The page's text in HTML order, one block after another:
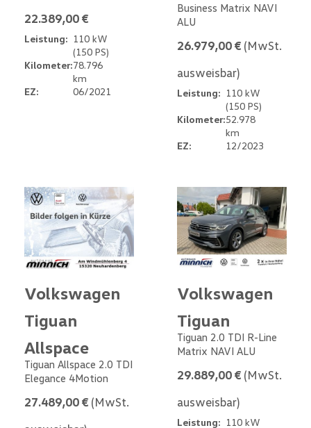
22.389,00 €
Leistung: 110 kW
(150 PS)
Kilometer:78.796
km
EZ:
06/2021
Business Matrix NAVI
ALU
26.979,00 € (MwSt.
ausweisbar)
Leistung: 110 kW
(150 PS)
Kilometer:52.978
km
EZ:
12/2023
Volkswagen
Tiguan
Allspace
Tiguan Allspace 2.0 TDI
Elegance 4Motion
27.489,00 € (MwSt.
Volkswagen
Tiguan
Tiguan 2.0 TDI R-Line
Matrix NAVI ALU
29.889,00 € (MwSt.
ausweisbar)
Leistung: 110 kW